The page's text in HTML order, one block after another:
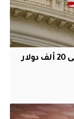
أميركا تقر سندات تأشيرات تصل إلى 20 ألف دولار